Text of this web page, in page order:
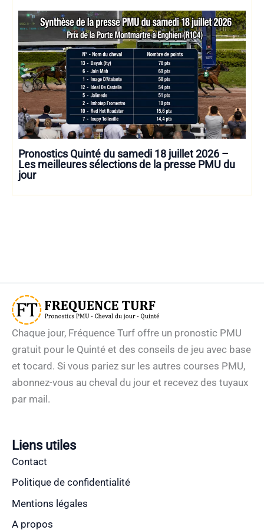
Pronostics Quinté du samedi 18 juillet 2026 –
Les meilleures sélections de la presse PMU du
jour
Chaque jour, Fréquence Turf offre un pronostic PMU
gratuit pour le Quinté et des conseils de jeu avec base
et tocard. Si vous pariez sur les autres courses PMU,
abonnez-vous au cheval du jour et recevez des tuyaux
par mail.
Liens utiles
Contact
Politique de confidentialité
Mentions légales
A propos